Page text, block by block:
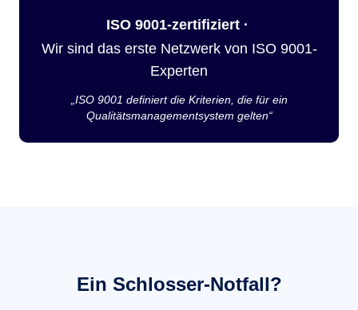
ISO 9001-zertifiziert ·
Wir sind das erste Netzwerk von ISO 9001-
Experten
„ISO 9001 definiert die Kriterien, die für ein
Qualitätsmanagementsystem gelten“
Ein Schlosser-Notfall?